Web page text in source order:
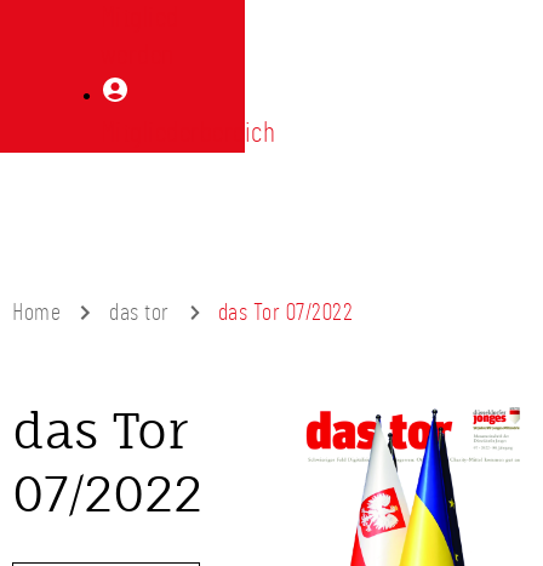
Mitgliederbereich
Home das tor das Tor 07/2022
das Tor
07/2022